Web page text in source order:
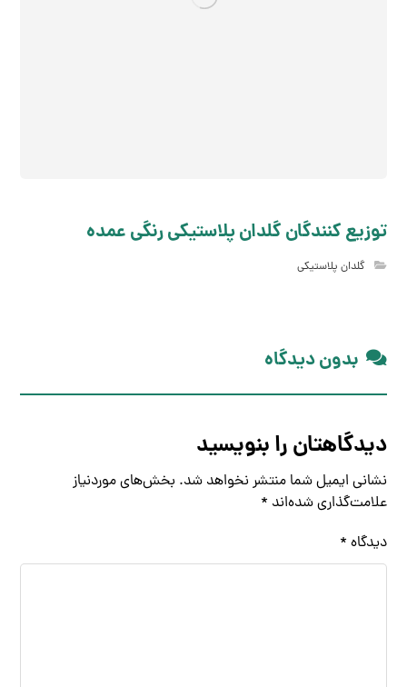
توزیع کنندگان گلدان پلاستیکی رنگی عمده
گلدان پلاستیکی
بدون دیدگاه
دیدگاهتان را بنویسید
نشانی ایمیل شما منتشر نخواهد شد. بخش‌های موردنیاز
علامت‌گذاری شده‌اند *
دیدگاه *